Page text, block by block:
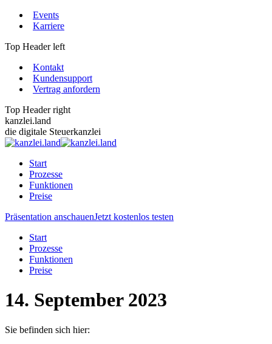
Zum
Inhalt
Events
Karriere
Top Header left
Kontakt
Kundensupport
Vertrag anfordern
Top Header right
kanzlei.land
die digitale Steuerkanzlei
Start
Prozesse
Funktionen
Preise
Präsentation anschauenJetzt kostenlos testen
Start
Prozesse
Funktionen
Preise
14. September 2023
Sie befinden sich hier: